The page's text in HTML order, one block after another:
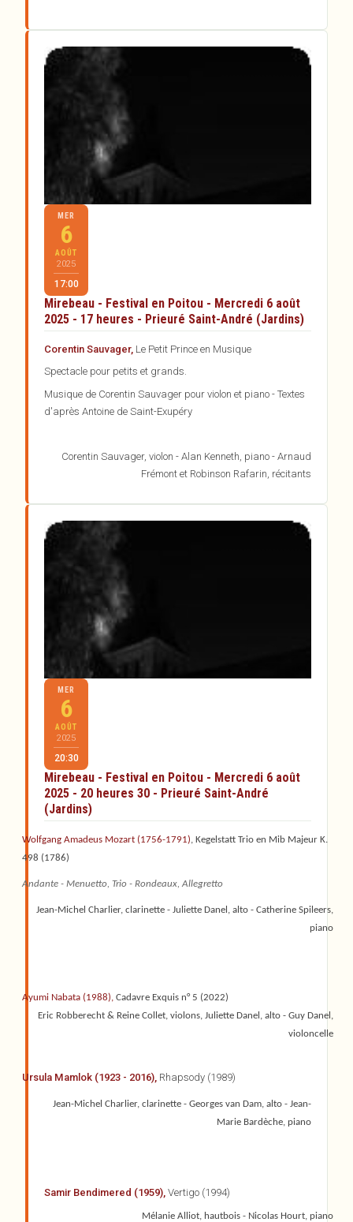
MER
6
AOÛT
2025
17:00
Mirebeau - Festival en Poitou - Mercredi 6 août
2025 - 17 heures - Prieuré Saint-André (Jardins)
Corentin Sauvager, Le Petit Prince en Musique
Spectacle pour petits et grands.
Musique de Corentin Sauvager pour violon et piano - Textes
d'après Antoine de Saint-Exupéry
Corentin Sauvager, violon - Alan Kenneth, piano - Arnaud
Frémont et Robinson Rafarin, récitants
MER
6
AOÛT
2025
20:30
Mirebeau - Festival en Poitou - Mercredi 6 août
2025 - 20 heures 30 - Prieuré Saint-André
(Jardins)
Wolfgang Amadeus Mozart (1756-1791), Kegelstatt Trio en Mib Majeur K.
498 (1786)
Andante - Menuetto, Trio - Rondeaux, Allegretto
Jean-Michel Charlier, clarinette - Juliette Danel, alto - Catherine Spileers,
piano
Ayumi Nabata (1988),Cadavre Exquis n° 5 (2022)
Eric Robberecht & Reine Collet, violons, Juliette Danel, alto - Guy Danel,
violoncelle
Ursula Mamlok (1923 - 2016),Rhapsody (1989)
Jean-Michel Charlier, clarinette - Georges van Dam, alto - Jean-
Marie Bardèche, piano
Samir Bendimered (1959), Vertigo (1994)
Mélanie Alliot, hautbois - Nicolas Hourt, piano